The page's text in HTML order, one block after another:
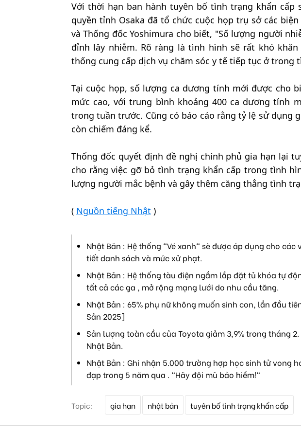
Với thời hạn ban hành tuyên bố tình trạng khẩn cấp
quyền tỉnh Osaka đã tổ chức cuộc họp trụ sở các
và Thống đốc Yoshimura cho biết, "Số lượng người
đỉnh lây nhiễm. Rõ ràng là tình hình sẽ rất khó
thống cung cấp dịch vụ chăm sóc y tế tiếp tục ở trong
Tại cuộc họp, số lượng ca dương tính mới được cho
mức cao, với trung bình khoảng 400 ca dương tính
trong tuần trước. Cũng có báo cáo rằng tỷ lệ sử dụng
còn chiếm đáng kể.
Thống đốc quyết định đề nghị chính phủ gia hạn lại
cho rằng việc gỡ bỏ tình trạng khẩn cấp trong tình
lượng người mắc bệnh và gây thêm căng thẳng tình
( Nguồn tiếng Nhật )
Nhật Bản : Hệ thống "Vé xanh" sẽ được áp dụng cho
tiết danh sách và mức xử phạt.
Nhật Bản : Hệ thống tàu điện ngầm lắp đặt tủ khóa tự
tất cả các ga , mở rộng mạng lưới do nhu cầu tăng.
Nhật Bản : 65% phụ nữ không muốn sinh con, lần đầu
Sản 2025]
Sản lượng toàn cầu của Toyota giảm 3,9% trong tháng
Nhật Bản.
Nhật Bản : Ghi nhận 5.000 trường hợp học sinh tử vong
đạp trong 5 năm qua . "Hãy đội mũ bảo hiểm!"
Topic: gia hạn nhật bản tuyên bố tình trạng khẩn cấp